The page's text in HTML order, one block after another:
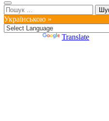
Пошук:
Українською »
Translate